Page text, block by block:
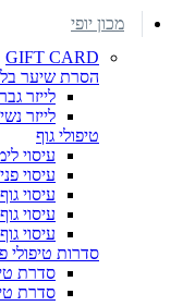
מכון יופי
GIFT CARD
הסרת שיער
לייזר
לייזר
טיפולי גוף
עיסוי
עיסוי
עיסוי
עיסוי
עיסוי
סדרות טיפולי
סדרת
סדרת